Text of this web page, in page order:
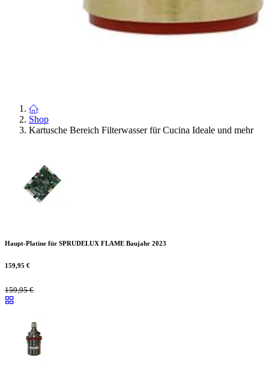
Shop
Kartusche Bereich Filterwasser für Cucina Ideale und mehr
Haupt-Platine für SPRUDELUX FLAME Baujahr 2023
159,95 €
159,95€